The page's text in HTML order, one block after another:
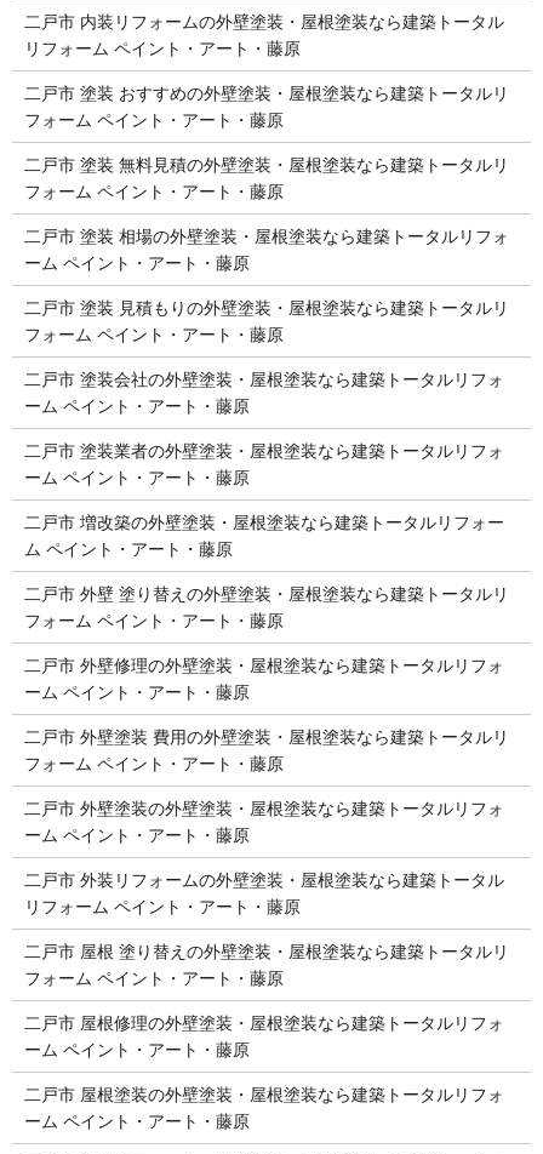
二戸市 内装リフォームの外壁塗装・屋根塗装なら建築トータル
リフォーム ペイント・アート・藤原
二戸市 塗装 おすすめの外壁塗装・屋根塗装なら建築トータルリ
フォーム ペイント・アート・藤原
二戸市 塗装 無料見積の外壁塗装・屋根塗装なら建築トータルリ
フォーム ペイント・アート・藤原
二戸市 塗装 相場の外壁塗装・屋根塗装なら建築トータルリフォ
ーム ペイント・アート・藤原
二戸市 塗装 見積もりの外壁塗装・屋根塗装なら建築トータルリ
フォーム ペイント・アート・藤原
二戸市 塗装会社の外壁塗装・屋根塗装なら建築トータルリフォ
ーム ペイント・アート・藤原
二戸市 塗装業者の外壁塗装・屋根塗装なら建築トータルリフォ
ーム ペイント・アート・藤原
二戸市 増改築の外壁塗装・屋根塗装なら建築トータルリフォー
ム ペイント・アート・藤原
二戸市 外壁 塗り替えの外壁塗装・屋根塗装なら建築トータルリ
フォーム ペイント・アート・藤原
二戸市 外壁修理の外壁塗装・屋根塗装なら建築トータルリフォ
ーム ペイント・アート・藤原
二戸市 外壁塗装 費用の外壁塗装・屋根塗装なら建築トータルリ
フォーム ペイント・アート・藤原
二戸市 外壁塗装の外壁塗装・屋根塗装なら建築トータルリフォ
ーム ペイント・アート・藤原
二戸市 外装リフォームの外壁塗装・屋根塗装なら建築トータル
リフォーム ペイント・アート・藤原
二戸市 屋根 塗り替えの外壁塗装・屋根塗装なら建築トータルリ
フォーム ペイント・アート・藤原
二戸市 屋根修理の外壁塗装・屋根塗装なら建築トータルリフォ
ーム ペイント・アート・藤原
二戸市 屋根塗装の外壁塗装・屋根塗装なら建築トータルリフォ
ーム ペイント・アート・藤原